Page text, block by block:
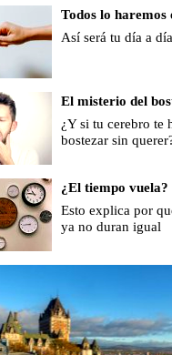
Todos lo haremos
Así será tu día a
El misterio del
¿Y si tu cerebro te
bostezar sin
¿El tiempo vuela?
Esto explica por
ya no duran igual